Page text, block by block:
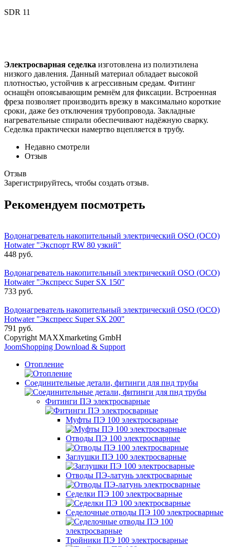
SDR 11
Электросварная седелка изготовлена из полиэтилена
низкого давления. Данный материал обладает высокой
плотностью, устойчив к агрессивным средам. Фитинг
оснащён опоясывающим ремнём для фиксации. Встроенная
фреза позволяет производить врезку в максимально короткие
сроки, даже без отключения трубопровода. Закладные
нагревательные спирали обеспечивают надёжную сварку.
Седелка практически намертво вцепляется в трубу.
Недавно смотрели
Отзыв
Отзыв
Зарегистрируйтесь, чтобы создать отзыв.
Рекомендуем посмотреть
Водонагреватель накопительный электрический OSO (ОСО)
Hotwater "Экспорт RW 80 узкий"
448 руб.
Водонагреватель накопительный электрический OSO (ОСО)
Hotwater "Экспресс Super SX 150"
733 руб.
Водонагреватель накопительный электрический OSO (ОСО)
Hotwater "Экспресс Super SX 200"
791 руб.
Copyright MAXXmarketing GmbH
JoomShopping Download & Support
Отопление
Соединительные детали, фитинги для пнд трубы
Фитинги ПЭ электросварные
Муфты ПЭ 100 электросварные
Отводы ПЭ 100 электросварные
Заглушки ПЭ 100 электросварные
Отводы ПЭ-латунь электросварные
Седелки ПЭ 100 электросварные
Седелочные отводы ПЭ 100 электросварные
Тройники ПЭ 100 электросварные